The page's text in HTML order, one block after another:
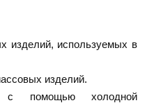
изделий, используемых в
изделий.
с помощью холодной